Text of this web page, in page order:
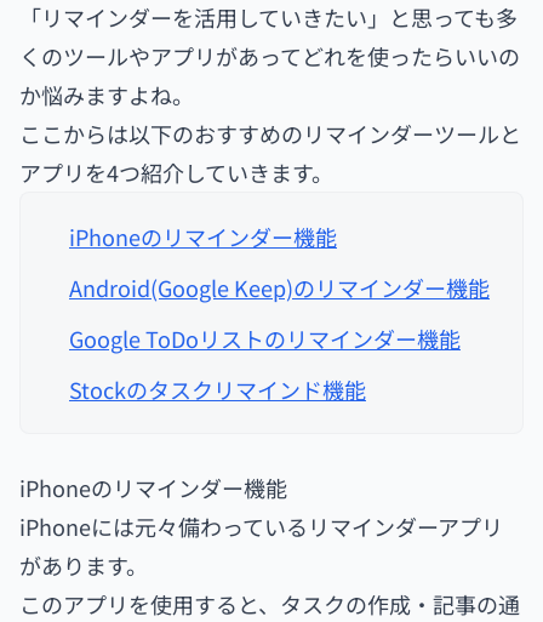
「リマインダーを活用していきたい」と思っても多
くのツールやアプリがあってどれを使ったらいいの
か悩みますよね。
ここからは以下のおすすめのリマインダーツールと
アプリを4つ紹介していきます。
iPhoneのリマインダー機能
Android(Google Keep)のリマインダー機能
Google ToDoリストのリマインダー機能
Stockのタスクリマインド機能
iPhoneのリマインダー機能
iPhoneには元々備わっているリマインダーアプリ
があります。
このアプリを使用すると、タスクの作成・記事の通